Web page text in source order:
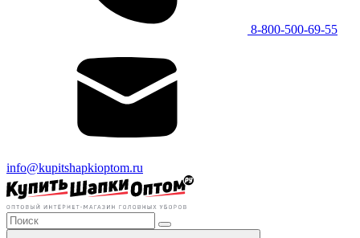
8-800-500-69-55
info@kupitshapkioptom.ru